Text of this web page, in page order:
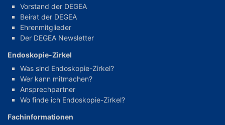
Vorstand der DEGEA
Beirat der DEGEA
Ehrenmitglieder
Der DEGEA Newsletter
Endoskopie-Zirkel
Was sind Endoskopie-Zirkel?
Wer kann mitmachen?
Ansprechpartner
Wo finde ich Endoskopie-Zirkel?
Fachinformationen